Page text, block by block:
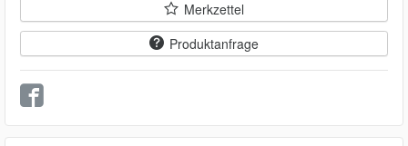
Merkzettel
Produktanfrage